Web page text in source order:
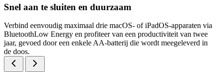
Snel aan te sluiten en duurzaam
Verbind eenvoudig maximaal drie macOS- of iPadOS-apparaten via
BluetoothLow Energy en profiteer van een productiviteit van twee
jaar, gevoed door een enkele AA-batterij die wordt meegeleverd in
de doos.